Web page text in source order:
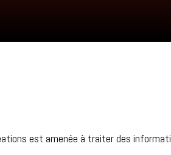
est amenée à traiter des